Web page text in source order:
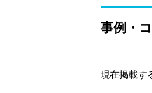
事例・
現在掲載す